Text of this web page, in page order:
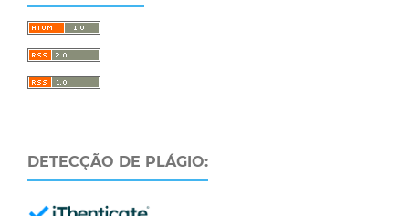
DETECÇÃO DE PLÁGIO: